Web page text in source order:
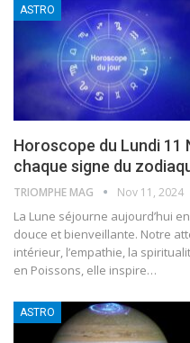
ASTRO
Horoscope du Lundi 11
chaque signe du
TRIOMPHE MAG Nov 11, 2024
La Lune séjourne aujourd’hui
douce et bienveillante. Notre
intérieur, l’empathie, la
en Poissons, elle inspire…
ASTRO